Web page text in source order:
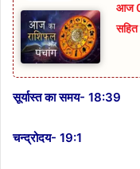
आज
सहित
सूर्यास्त का समय- 18:39
चन्द्रोदय- 19:1